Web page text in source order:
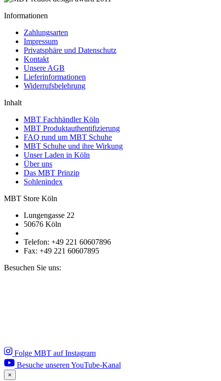
Informationen
Zahlungsarten
Impressum
Privatsphäre und Datenschutz
Kontakt
Unsere AGB
Lieferinformationen
Widerrufsbelehrung
Inhalt
MBT Fachhändler Köln
MBT Produktauthentifizierung
FAQ rund um MBT Schuhe
MBT Schuhe und ihre Wirkung
Unser Laden in Köln
Über uns
Das MBT Prinzip
Sohlenindex
MBT Store Köln
Lungengasse 22
50676 Köln
Telefon: +49 221 60607896
Fax: +49 221 60607895
Besuchen Sie uns:
Folge MBT auf Instagram
Besuche unseren YouTube-Kanal
×